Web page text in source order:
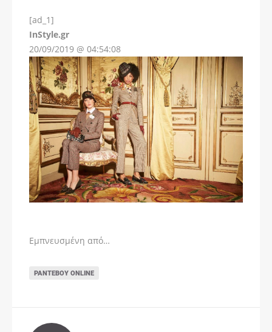
[ad_1]
InStyle.gr
20/09/2019 @ 04:54:08
Εμπνευσμένη από…
ΡΑΝΤΕΒΟΎ ONLINE